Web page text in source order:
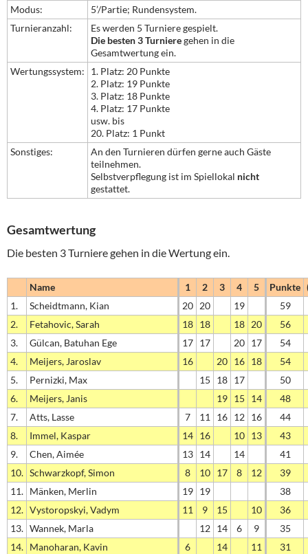
Modus:
5’/Partie; Rundensystem.
Turnieranzahl:
Es werden 5 Turniere gespielt.
Die besten 3 Turnieregehen in die
Gesamtwertung ein.
Wertungssystem:
1. Platz: 20 Punkte
2. Platz: 19 Punkte
3. Platz: 18 Punkte
4. Platz: 17 Punkte
usw. bis
20. Platz: 1 Punkt
Sonstiges:
An den Turnieren dürfen gerne auch Gäste
teilnehmen.
Selbstverpflegung ist im Spiellokal nicht
gestattet.
Gesamtwertung
Die besten 3 Turniere gehen in die Wertung ein.
Name 1 2 3 4 5 Punkte
1.
Scheidtmann, Kian 20 20 19
59
2.
Fetahovic, Sarah 18 18 18 20
56
3.
Gülcan, Batuhan Ege 17 17 20 17
54
4.
Meijers, Jaroslav 16 20 16 18
54
5.
Pernizki, Max 15 18 17
50
6.
Meijers, Janis 19 15 14
48
7.
Atts, Lasse 7 11 16 12 16
44
8.
Immel, Kaspar 14 16 10 13
43
9.
Chen, Aimée 13 14 14
41
10. Schwarzkopf, Simon 8 10 17 8 12
39
11. Mänken, Merlin 19 19
38
12. Vystoropskyi, Vadym 11 9 15 10
36
13. Wannek, Marla 12 14 6 9
35
14. Manoharan, Kavin 6 14 11
31